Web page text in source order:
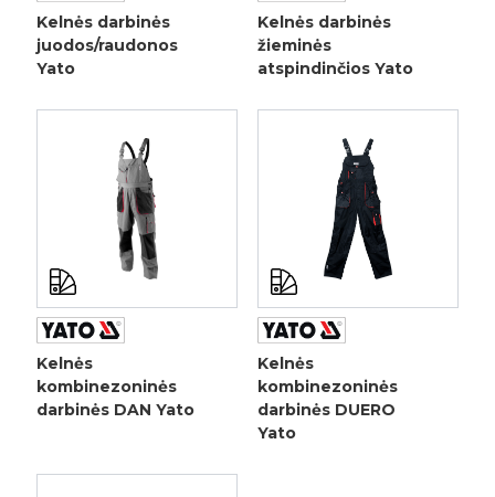
Kelnės darbinės
juodos/raudonos
Yato
Kelnės darbinės
žieminės
atspindinčios Yato
Kelnės
kombinezoninės
darbinės DAN Yato
Kelnės
kombinezoninės
darbinės DUERO
Yato